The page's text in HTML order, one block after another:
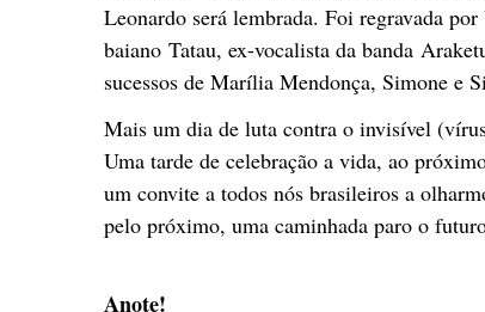
Leonardo será lembrada. Foi regravada
baiano Tatau, ex-vocalista da banda
sucessos de Marília Mendonça, Simone e
Mais um dia de luta contra o invisível
Uma tarde de celebração a vida, ao
um convite a todos nós brasileiros a
pelo próximo, uma caminhada paro o
Anote!